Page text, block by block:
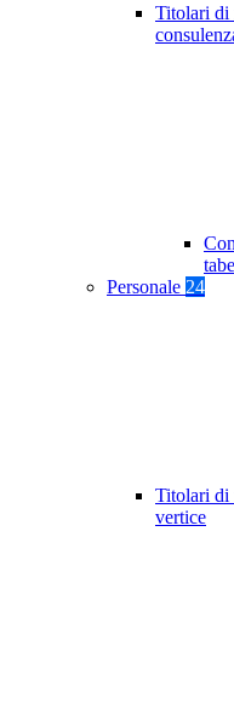
Titolari di
Personale 24
Titolari di
vertice